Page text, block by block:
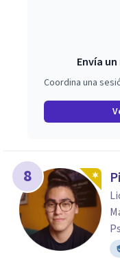
Envía
Coordina una
8